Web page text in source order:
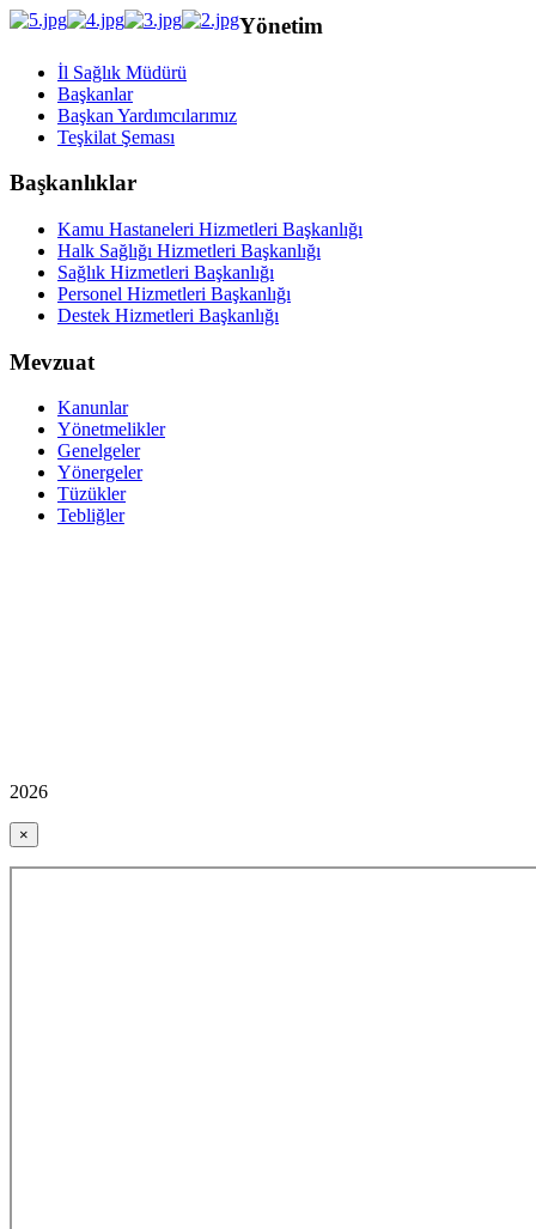
Yönetim
İl Sağlık Müdürü
Başkanlar
Başkan Yardımcılarımız
Teşkilat Şeması
Başkanlıklar
Kamu Hastaneleri Hizmetleri Başkanlığı
Halk Sağlığı Hizmetleri Başkanlığı
Sağlık Hizmetleri Başkanlığı
Personel Hizmetleri Başkanlığı
Destek Hizmetleri Başkanlığı
Mevzuat
Kanunlar
Yönetmelikler
Genelgeler
Yönergeler
Tüzükler
Tebliğler
2026
×